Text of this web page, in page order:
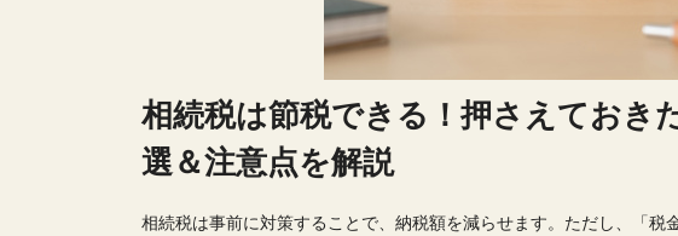
相続税は節税できる！押さえておき
選＆注意点を解説
相続税は事前に対策することで、納税額を減らせます。ただし、「税